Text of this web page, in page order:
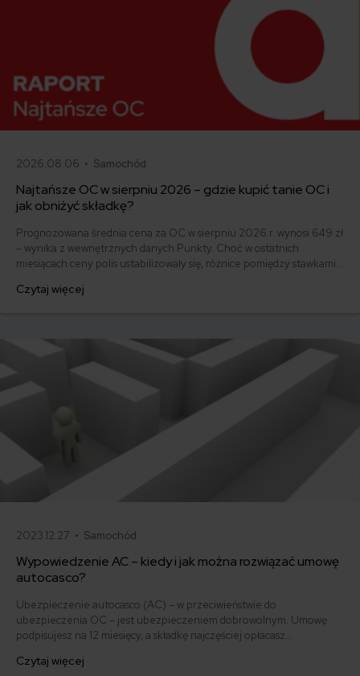
2026.08.06 • Samochód
Najtańsze OC w sierpniu 2026 – gdzie kupić tanie OC i
jak obniżyć składkę?
Prognozowana średnia cena za OC w sierpniu 2026 r. wynosi 649 zł
– wynika z wewnętrznych danych Punkty. Choć w ostatnich
miesiącach ceny polis ustabilizowały się, różnice pomiędzy stawkami
500 zł, inni – powyżej 1500 zł. Gdzie znaleźć najtańsze OC w Polsce
Czytaj więcej
2023.12.27 • Samochód
Wypowiedzenie AC – kiedy i jak można rozwiązać umowę
autocasco?
Ubezpieczenie autocasco (AC) – w przeciwieństwie do
ubezpieczenia OC – jest ubezpieczeniem dobrowolnym. Umowę
podpisujesz na 12 miesięcy, a składkę najczęściej opłacasz
ofertę lub zdecydowałeś się sprzedać samochód w trakcie trwania
Czytaj więcej